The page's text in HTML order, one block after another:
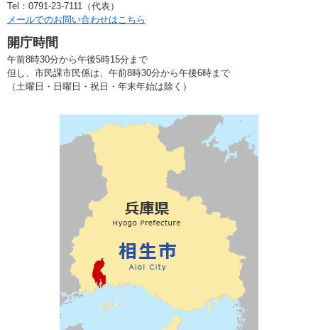
Tel：0791-23-7111（代表）
メールでのお問い合わせはこちら
開庁時間
午前8時30分から午後5時15分まで
但し、市民課市民係は、午前8時30分から午後6時まで
（土曜日・日曜日・祝日・年末年始は除く）